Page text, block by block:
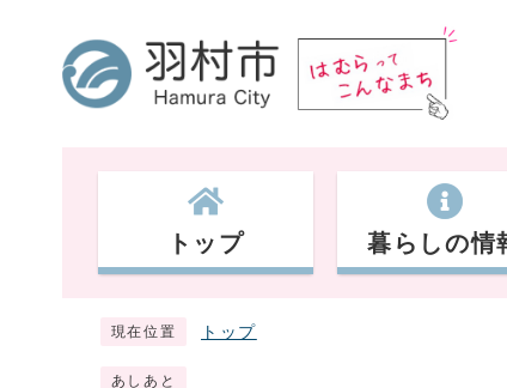
トップ 暮らしの情
現在位置 トップ
あしあと